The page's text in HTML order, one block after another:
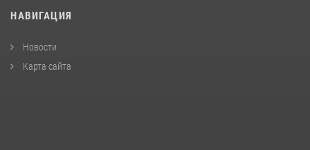
НАВИГАЦИЯ
Новости
Карта сайта